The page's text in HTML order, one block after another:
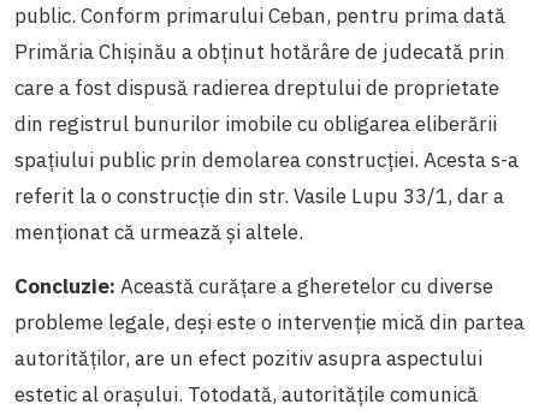
public. Conform primarului Ceban, pentru prima dată
Primăria Chișinău a obținut hotărâre de judecată prin
care a fost dispusă radierea dreptului de proprietate
din registrul bunurilor imobile cu obligarea eliberării
spațiului public prin demolarea construcției. Acesta s-a
referit la o construcție din str. Vasile Lupu 33/1, dar a
menționat că urmează și altele.
Concluzie: Această curățare a gheretelor cu diverse
probleme legale, deși este o intervenție mică din partea
autorităților, are un efect pozitiv asupra aspectului
estetic al orașului. Totodată, autoritățile comunică